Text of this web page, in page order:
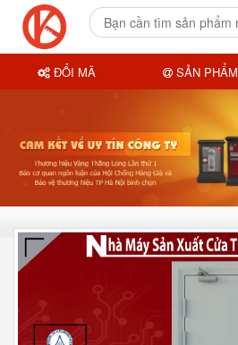
ĐỔI MÃ SẢN PHẨM